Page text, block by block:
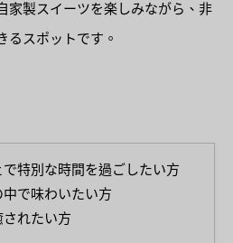
家製スイーツを楽しみながら、非
るスポットです。
で特別な時間を過ごしたい方
中で味わいたい方
されたい方